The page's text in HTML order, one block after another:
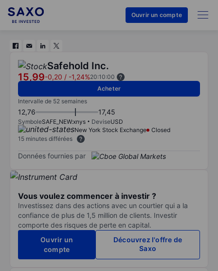
Ouvrir un compte
Safehold Inc.
15,99-0,20 / -1,24%20:10:00
Acheter
Intervalle de 52 semaines
12,76 17,45
SymboleSAFE_NEW:xnys DeviseUSD
New York Stock Exchange
Closed
15 minutes différées
Données fournies par
Vous voulez commencer à investir ?
Investissez dans des actions avec un courtier qui a la
confiance de plus de 1,5 million de clients. Investir
comporte des risques de perte en capital.
Ouvrir un
compte
Découvrez l'offre de
Saxo